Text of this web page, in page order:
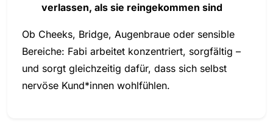
verlassen, als sie reingekommen sind
Ob Cheeks, Bridge, Augenbraue oder sensible
Bereiche: Fabi arbeitet konzentriert, sorgfältig –
und sorgt gleichzeitig dafür, dass sich selbst
nervöse Kund*innen wohlfühlen.